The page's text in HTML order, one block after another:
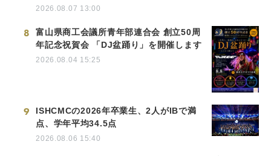
2026.08.07 13:00
8
富山県商工会議所青年部連合会 創立50周
年記念祝賀会 「DJ盆踊り」を開催します
2026.08.04 15:25
9
ISHCMCの2026年卒業生、2人がIBで満
点、学年平均34.5点
2026.08.06 15:40